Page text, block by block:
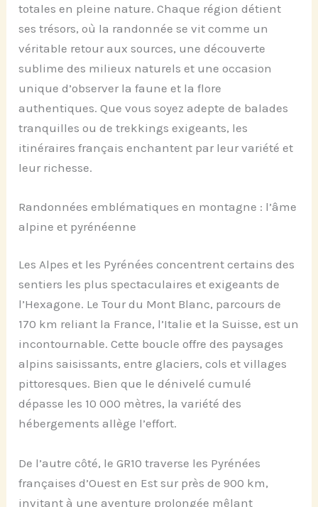
totales en pleine nature. Chaque région détient
ses trésors, où la randonnée se vit comme un
véritable retour aux sources, une découverte
sublime des milieux naturels et une occasion
unique d’observer la faune et la flore
authentiques. Que vous soyez adepte de balades
tranquilles ou de trekkings exigeants, les
itinéraires français enchantent par leur variété et
leur richesse.
Randonnées emblématiques en montagne : l’âme
alpine et pyrénéenne
Les Alpes et les Pyrénées concentrent certains des
sentiers les plus spectaculaires et exigeants de
l’Hexagone. Le Tour du Mont Blanc, parcours de
170 km reliant la France, l’Italie et la Suisse, est un
incontournable. Cette boucle offre des paysages
alpins saisissants, entre glaciers, cols et villages
pittoresques. Bien que le dénivelé cumulé
dépasse les 10 000 mètres, la variété des
hébergements allège l’effort.
De l’autre côté, le GR10 traverse les Pyrénées
françaises d’Ouest en Est sur près de 900 km,
invitant à une aventure prolongée mêlant